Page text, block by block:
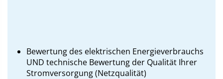
Bewertung des elektrischen Energieverbrauchs
UND technische Bewertung der Qualität Ihrer
Stromversorgung (Netzqualität)